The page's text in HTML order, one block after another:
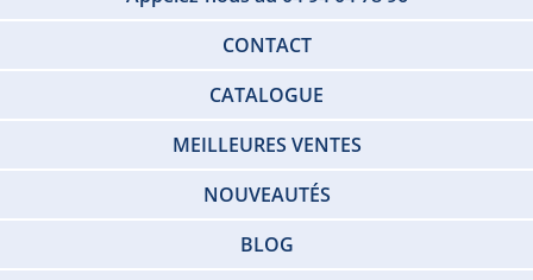
CONTACT
CATALOGUE
MEILLEURES VENTES
NOUVEAUTÉS
BLOG